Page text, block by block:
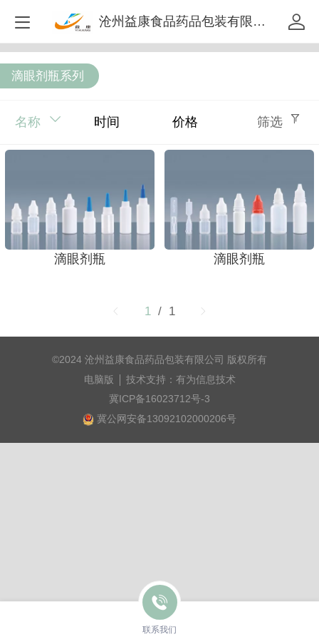
沧州益康食品药品包装有限公司
滴眼剂瓶系列
名称 时间 价格 筛选
滴眼剂瓶 滴眼剂瓶
1 / 1
©2024 沧州益康食品药品包装有限公司 版权所有
电脑版
技术支持： 有为信息技术
冀ICP备16023712号-3
冀公网安备13092102000206号
联系我们